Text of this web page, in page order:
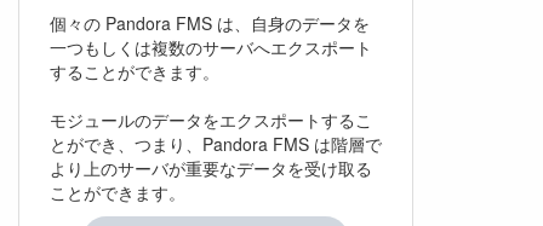
個々の Pandora FMS は、自身のデータを
一つもしくは複数のサーバへエクスポート
することができます。
モジュールのデータをエクスポートするこ
とができ、つまり、Pandora FMS は階層で
より上のサーバが重要なデータを受け取る
ことができます。